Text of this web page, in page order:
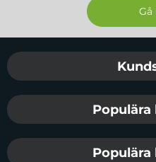
MaxLife
5907457795051
Sidfot Blandad